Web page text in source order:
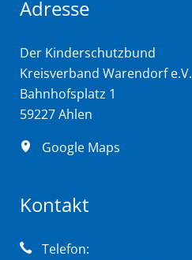
Adresse
Der Kinderschutzbund
Kreisverband Warendorf e.V.
Bahnhofsplatz 1
59227 Ahlen
Google Maps
Kontakt
Telefon: